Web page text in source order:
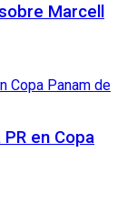
Marcell
en Copa